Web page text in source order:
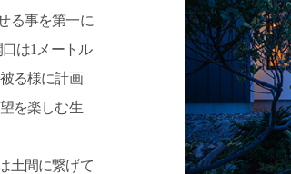
る事を第一に
は1メートル
る様に計画
を楽しむ生
土間に繋げて